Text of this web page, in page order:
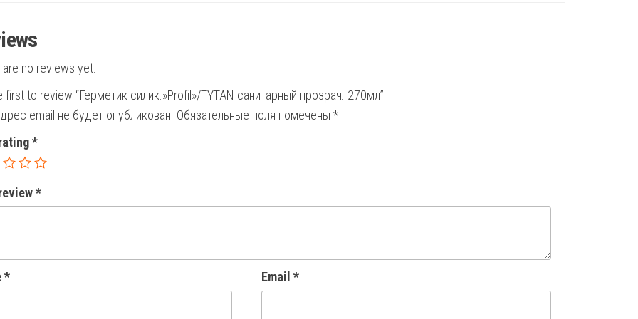
no reviews yet.
first to review “Герметик силик.»Profil»/TYTAN санитарный прозрач. 270мл”
email не будет опубликован. Обязательные поля помечены *
*
*
* Email *